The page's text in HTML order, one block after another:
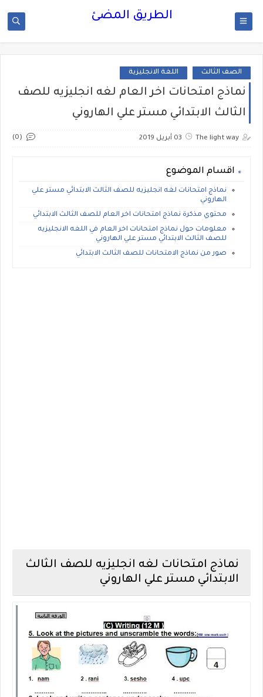
الطريق المضئ
الصف الثالث اللغة الانجليزية
نماذج امتحانات اخر العام لغه انجليزيه للصف
الثالث الابتدائي مستر علي الهاروني
The light way 03 أبريل 2019 (0)
اقسام الموضوع
نماذج امتحانات لغه انجليزيه للصف الثالث الابتدائي مستر علي
الهاروني
محتوي مذكرة نماذج امتحانات اخر العام للصف الثالث الابتدائي
معلومات حول نماذج امتحانات اخر العام في اللغه الانجليزيه
للصف الثالث الابتدائي مستر علي الهاروني
صور من نماذج الامتحانات للصف الثالث الابتدائي
نماذج امتحانات لغه انجليزيه للصف الثالث
الابتدائي مستر علي الهاروني